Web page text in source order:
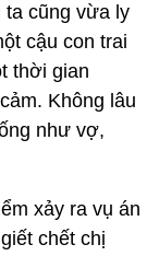
ta cũng vừa ly
cậu con trai
thời gian
Không lâu
như vợ,
xảy ra vụ án
chết chị